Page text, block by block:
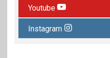
Youtube
Instagram